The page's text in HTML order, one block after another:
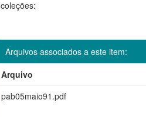
coleções:
Arquivos associados a este item:
Arquivo
pab05maio91.pdf